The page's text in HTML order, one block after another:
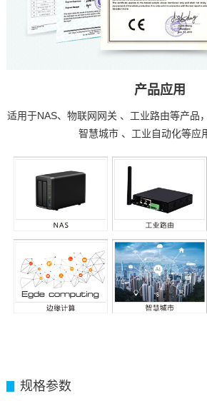
产品应用
适用于NAS、 物联网 网关 、工业路由等产品
智慧城市 、工业自动化等应
规格参数